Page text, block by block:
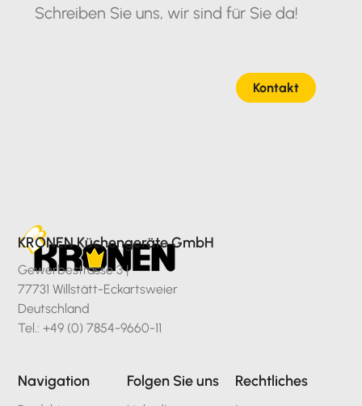
Schreiben Sie uns, wir sind für Sie da!
Kontakt
KRONEN Küchengeräte GmbH
Gewerbestrasse 3 |
77731 Willstätt-Eckartsweier
Deutschland
Tel.: +49 (0) 7854-9660-11
Navigation Folgen Sie uns Rechtliches